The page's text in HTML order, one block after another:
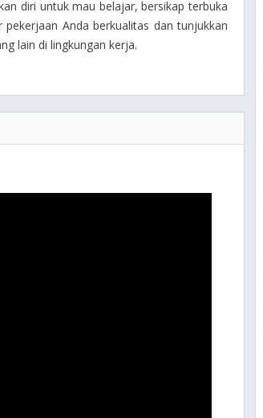
diri untuk mau belajar, bersikap terbuka
Anda berkualitas dan tunjukkan
lain di lingkungan kerja.